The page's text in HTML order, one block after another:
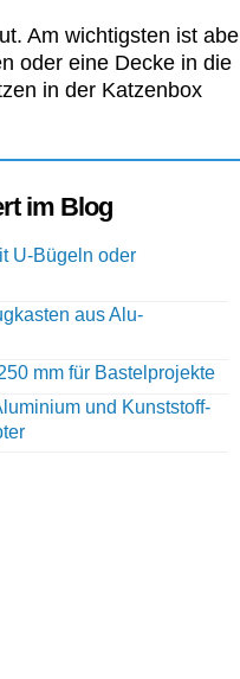
Am wichtigsten ist
oder eine Decke in die
in der Katzenbox
im Blog
U-Bügeln oder
aus Alu-
mm für Bastelprojekte
und Kunststoff-